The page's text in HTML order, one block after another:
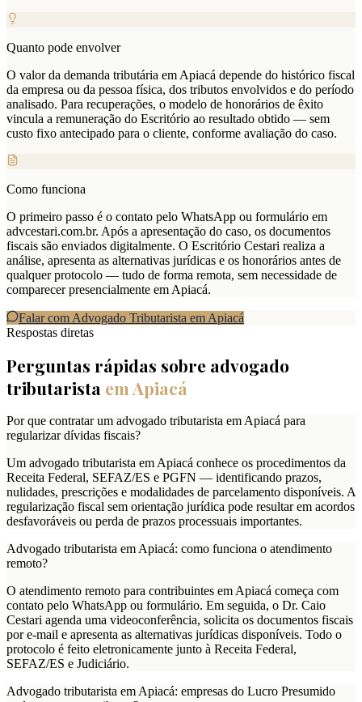
Quanto pode envolver
O valor da demanda tributária em Apiacá depende do histórico fiscal
da empresa ou da pessoa física, dos tributos envolvidos e do período
analisado. Para recuperações, o modelo de honorários de êxito
vincula a remuneração do Escritório ao resultado obtido — sem
custo fixo antecipado para o cliente, conforme avaliação do caso.
Como funciona
O primeiro passo é o contato pelo WhatsApp ou formulário em
advcestari.com.br. Após a apresentação do caso, os documentos
fiscais são enviados digitalmente. O Escritório Cestari realiza a
análise, apresenta as alternativas jurídicas e os honorários antes de
qualquer protocolo — tudo de forma remota, sem necessidade de
comparecer presencialmente em Apiacá.
Falar com Advogado Tributarista em Apiacá
Respostas diretas
Perguntas rápidas sobre advogado
tributarista em Apiacá
Por que contratar um advogado tributarista em Apiacá para
regularizar dívidas fiscais?
Um advogado tributarista em Apiacá conhece os procedimentos da
Receita Federal, SEFAZ/ES e PGFN — identificando prazos,
nulidades, prescrições e modalidades de parcelamento disponíveis. A
regularização fiscal sem orientação jurídica pode resultar em acordos
desfavoráveis ou perda de prazos processuais importantes.
Advogado tributarista em Apiacá: como funciona o atendimento
remoto?
O atendimento remoto para contribuintes em Apiacá começa com
contato pelo WhatsApp ou formulário. Em seguida, o Dr. Caio
Cestari agenda uma videoconferência, solicita os documentos fiscais
por e-mail e apresenta as alternativas jurídicas disponíveis. Todo o
protocolo é feito eletronicamente junto à Receita Federal,
SEFAZ/ES e Judiciário.
Advogado tributarista em Apiacá: empresas do Lucro Presumido